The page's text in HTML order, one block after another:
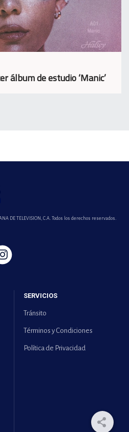
álbum de estudio ‘Manic’
DE TELEVISION, C.A. Todos los derechos reservados.
SERVICIOS
Tránsito
Términos y Condiciones
Política de Privacidad